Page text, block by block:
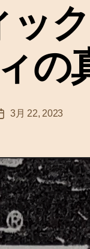
ッ
の
3月 22, 2023